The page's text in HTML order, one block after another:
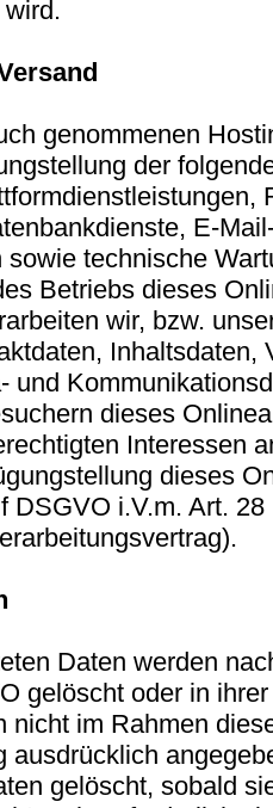
genommenen
der
E-
technische
Betriebs dieses
wir, bzw.
Inhaltsdaten,
und
dieses
Interessen
dieses
DSGVO i.V.m. Art.
Daten werden
gelöscht oder in
nicht im Rahmen
ausdrücklich
gelöscht, sobald